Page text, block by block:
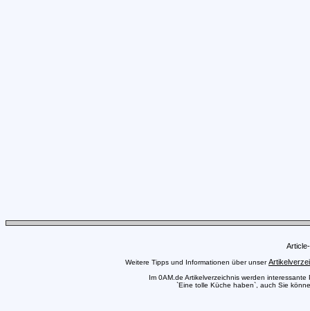
Weitere Tipps und Informationen über unser
Im 0AM.de Artikelverzeichnis werden
`Eine tolle Küche haben`, auch Sie